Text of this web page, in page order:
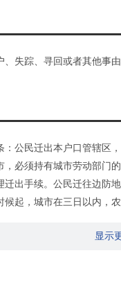
失踪、寻回或者其他事
：公民迁出本户口管辖
必须持有城市劳动部门
出手续。公民迁往边防
起，城市在三日以内，
给的证件；2.从国外回来
显示